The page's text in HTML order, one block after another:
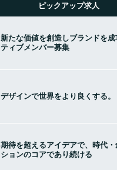
ピックアップ求人
新たな価値を創造しブランドを
ティブメンバー募集
デザインで世界をより良くする。
期待を超えるアイデアで、時代
ションのコアであり続ける